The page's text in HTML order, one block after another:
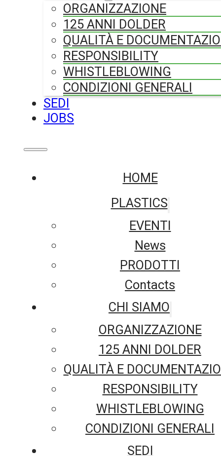
ORGANIZZAZIONE
125 ANNI DOLDER
QUALITÀ E
RESPONSIBILITY
WHISTLEBLOWING
CONDIZIONI GENERALI
SEDI
JOBS
HOME
PLASTICS
EVENTI
News
PRODOTTI
Contacts
CHI SIAMO
ORGANIZZAZIONE
125 ANNI DOLDER
QUALITÀ E
RESPONSIBILITY
WHISTLEBLOWING
CONDIZIONI GENERALI
SEDI